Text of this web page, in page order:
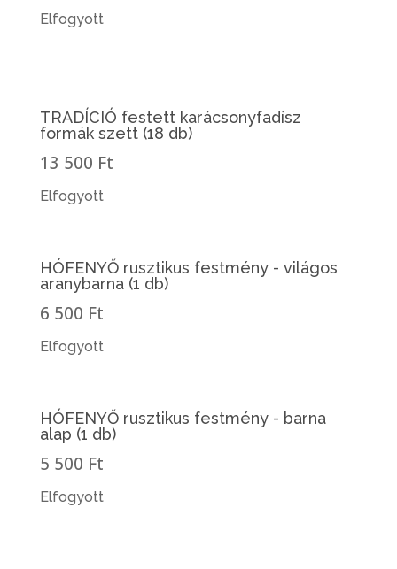
Elfogyott
TRADÍCIÓ festett karácsonyfadísz
formák szett (18 db)
13 500 Ft
Elfogyott
HÓFENYŐ rusztikus festmény - világos
aranybarna (1 db)
6 500 Ft
Elfogyott
HÓFENYŐ rusztikus festmény - barna
alap (1 db)
5 500 Ft
Elfogyott